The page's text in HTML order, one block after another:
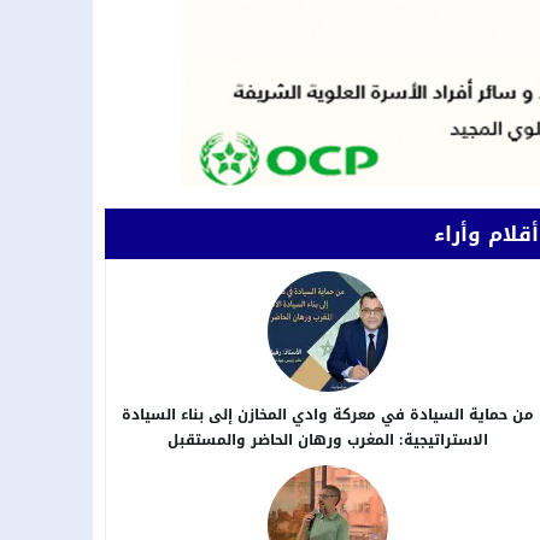
أقلام وأراء
من حماية السيادة في معركة وادي المخازن إلى بناء السيادة
الاستراتيجية: المغرب ورهان الحاضر والمستقبل